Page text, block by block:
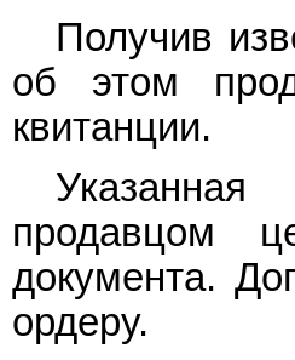
Получив
об этом
квитанции.
Указанная
продавцом
документа.
ордеру.